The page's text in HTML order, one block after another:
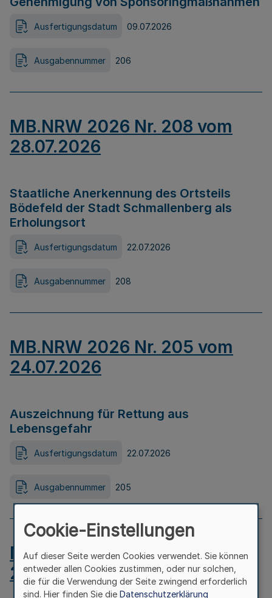
Ausfertigungsdatum 09.07.2026
Ausgabennummer 206
MB.NRW 2026 Nr. 208 vom
28.07.2026
Staatliche Anerkennung des Ortsteils
Bödefeld der Stadt Schmallenberg als
Erholungsort
Ausfertigungsdatum 22.07.2026
Ausgabennummer 208
MB.NRW 2026 Nr. 205 vom
24.07.2026
Auszeichnung für Rettung aus
Lebensgefahr
Ausfertigungsdatum 22.07.2026
Ausgabennummer 205
MB.NRW 2026 Nr. 204 vom
24.07.2026
Cookie-Einstellungen
Auf dieser Seite werden Cookies verwendet. Sie können
entweder allen Cookies zustimmen, oder nur solchen,
die für die Verwendung der Seite zwingend erforderlich
sind. Hier finden Sie die Datenschutzerklärung